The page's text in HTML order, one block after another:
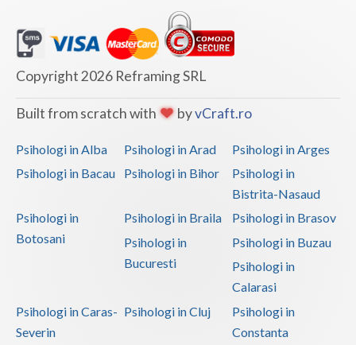
Satu-Mare
Suceava
Valcea
Cabinet individual de psihologie
DIMULESCU IULIANA SEVASTITA
modificat serviciile psihologice oferite
10 Septembrie 2018, 11:45
socio-profesionale a categoriilor de persoane
Consiliere psihologica privind orientarea in
cariera si dezvoltarea profesionala
Educatie parentala pentru parinti sau alte
persoane implicate in cresterea si educarea
Interventie psihoterapeutica in teama de
Cabinet individual de psihologie
Copyright 2026 Reframing SRL
Built from scratch with byvCraft.ro
Psihologi in Alba Psihologi in Arad
Psihologi in Arges
Psihologi in Bacau
Psihologi in Bihor
Psihologi in
Bistrita-Nasaud
Psihologi in
Botosani
Psihologi in Braila
Psihologi in Brasov
Psihologi in
Bucuresti
Psihologi in Buzau
Psihologi in
Calarasi
Psihologi in Caras-
Severin
Psihologi in Cluj
Psihologi in
Constanta